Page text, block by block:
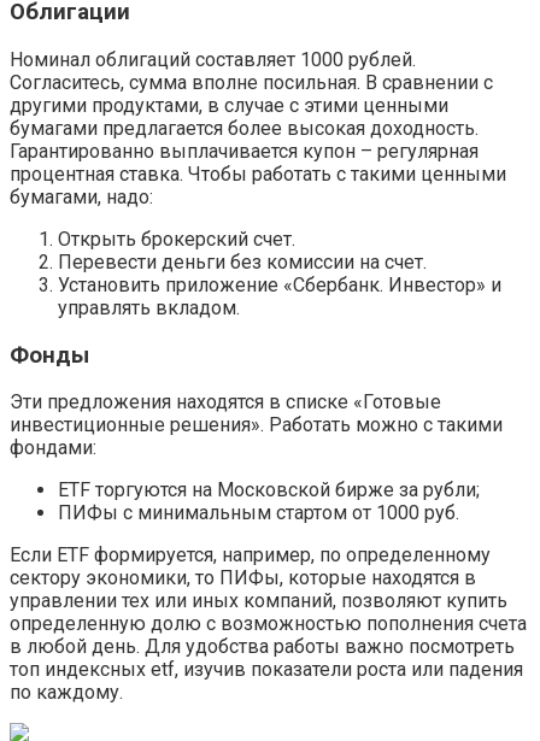
Облигации
Номинал облигаций составляет 1000 рублей.
Согласитесь, сумма вполне посильная. В сравнении с
другими продуктами, в случае с этими ценными
бумагами предлагается более высокая доходность.
Гарантированно выплачивается купон – регулярная
процентная ставка. Чтобы работать с такими ценными
бумагами, надо:
Открыть брокерский счет.
Перевести деньги без комиссии на счет.
Установить приложение «Сбербанк. Инвестор» и
управлять вкладом.
Фонды
Эти предложения находятся в списке «Готовые
инвестиционные решения». Работать можно с такими
фондами:
ETF торгуются на Московской бирже за рубли;
ПИФы с минимальным стартом от 1000 руб.
Если ETF формируется, например, по определенному
сектору экономики, то ПИФы, которые находятся в
управлении тех или иных компаний, позволяют купить
определенную долю с возможностью пополнения счета
в любой день. Для удобства работы важно посмотреть
топ индексных etf, изучив показатели роста или падения
по каждому.